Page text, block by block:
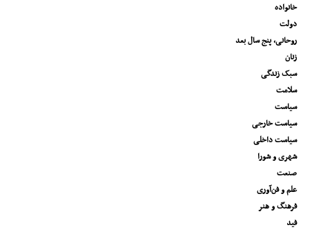
خانواده
دولت
روحانی، پنج سال بعد
زنان
سبک زندگی
سلامت
سیاست
سیاست خارجی
سیاست داخلی
شهری و شورا
صنعت
علم و فن‌آوری
فرهنگ و هنر
فید